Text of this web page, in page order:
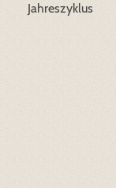
Jahreszyklus